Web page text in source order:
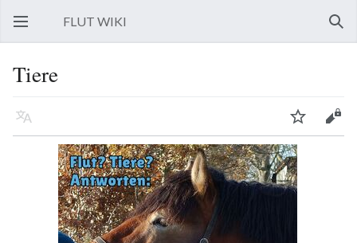
Hauptmenü öffnen
FLUT WIKI
Tiere
Sprache Beobachten Bearbeiten